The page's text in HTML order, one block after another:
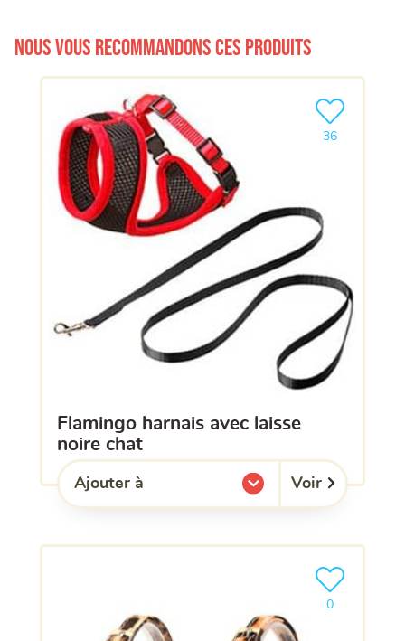
Nous vous recommandons ces produits
flamingo harnais avec laisse
noire chat
36
Ajouter le
Ajouter à
l'une de mes listes. Voir
0
Ajouter le